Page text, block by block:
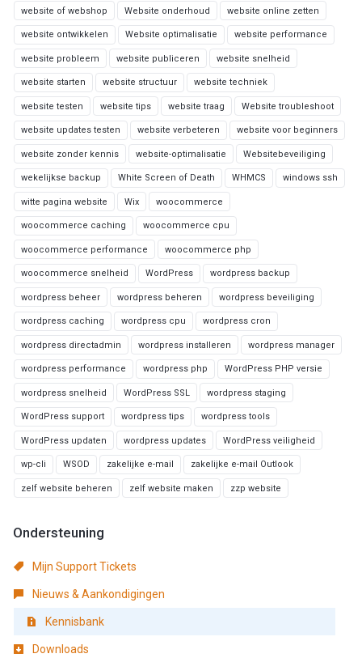
website of webshop Website onderhoud website online zetten
website ontwikkelen Website optimalisatie website performance
website probleem website publiceren website snelheid
website starten website structuur website techniek
website testen website tips website traag Website troubleshoot
website updates testen website verbeteren website voor beginners
website zonder kennis website-optimalisatie Websitebeveiliging
wekelijkse backup White Screen of Death WHMCS windows ssh
witte pagina website Wix woocommerce
woocommerce caching woocommerce cpu
woocommerce performance woocommerce php
woocommerce snelheid WordPress wordpress backup
wordpress beheer wordpress beheren wordpress beveiliging
wordpress caching wordpress cpu wordpress cron
wordpress directadmin wordpress installeren wordpress manager
wordpress performance wordpress php WordPress PHP versie
wordpress snelheid WordPress SSL wordpress staging
WordPress support wordpress tips wordpress tools
WordPress updaten wordpress updates WordPress veiligheid
wp-cli WSOD zakelijke e-mail zakelijke e-mail Outlook
zelf website beheren zelf website maken zzp website
Ondersteuning
Mijn Support Tickets
Nieuws & Aankondigingen
Kennisbank
Downloads